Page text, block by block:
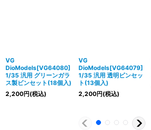
VG
DioModels[VG64080]
1/35 汎用 グリーンガラ
ス製ビンセット(18個入)
2,200円(税込)
VG
DioModels[VG64079]
1/35 汎用 透明ビンセッ
ト(13個入)
2,200円(税込)